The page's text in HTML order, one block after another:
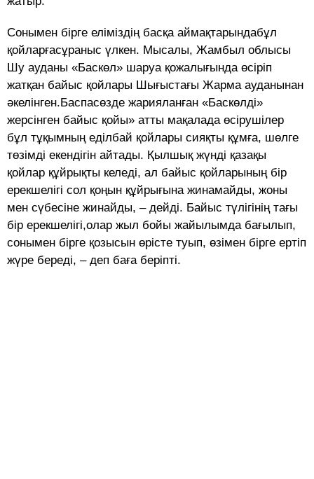
Сонымен бірге еліміздің басқа аймақтарындабұл
қойларғасұраныс үлкен. Мысалы, Жамбыл облысы
Шу ауданы «Баскөл» шаруа қожалығында өсіріп
жатқан байыс қойлары Шығыстағы Жарма ауданынан
әкелінген.Баспасөзде жарияланған «Баскөлді»
жерсінген байыс қойы» атты мақалада өсірушілер
бұл тұқымның еділбай қойлары сияқты құмға, шөлге
төзімді екендігін айтады. Қылшық жүнді қазақы
қойлар құйрықты келеді, ал байыс қойларының бір
ерекшелігі сол қоңын құйрығына жинамайды, жоны
мен сүбесіне жинайды, – дейді. Байыс түлігінің тағы
бір ерекшелігі,олар жыл бойы жайылымда бағылып,
сонымен бірге қозысын өрісте туып, өзімен бірге ертіп
жүре береді, – деп баға беріпті.